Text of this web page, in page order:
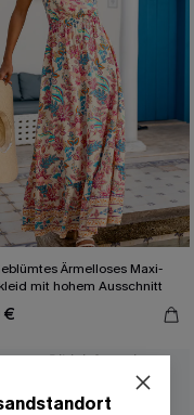
Ärmelloses Maxi-
mit hohem Ausschnitt
€